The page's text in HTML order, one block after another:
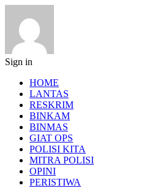
Sign in
HOME
LANTAS
RESKRIM
BINKAM
BINMAS
GIAT OPS
POLISI KITA
MITRA POLISI
OPINI
PERISTIWA